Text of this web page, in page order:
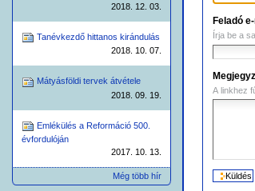
2018. 12. 03.
Tanévkezdő hittanos kirándulás
2018. 10. 07.
Mátyásföldi tervek átvétele
2018. 09. 19.
Emlékülés a Reformáció 500.
évfordulóján
2017. 10. 13.
Még több hír
Feladó
Írja be a
A linkhez